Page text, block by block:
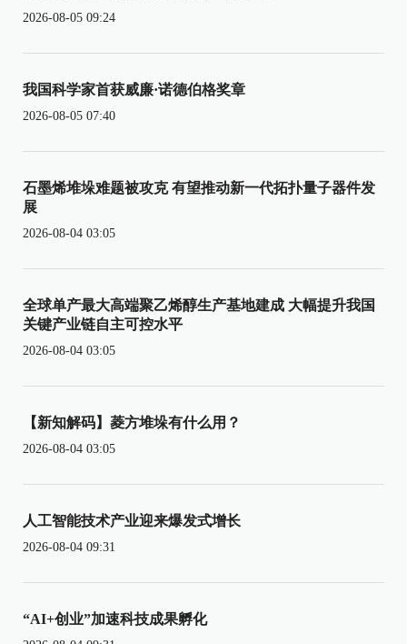
2026-08-05 09:24
我国科学家首获威廉·诺德伯格奖章
2026-08-05 07:40
石墨烯堆垛难题被攻克 有望推动新一代拓扑量子器件发
展
2026-08-04 03:05
全球单产最大高端聚乙烯醇生产基地建成 大幅提升我国
关键产业链自主可控水平
2026-08-04 03:05
【新知解码】菱方堆垛有什么用？
2026-08-04 03:05
人工智能技术产业迎来爆发式增长
2026-08-04 09:31
“AI+创业”加速科技成果孵化